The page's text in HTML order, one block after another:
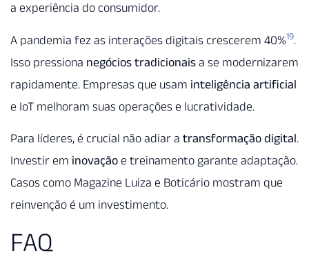
a experiência do consumidor.
A pandemia fez as interações digitais crescerem 40%19.
Isso pressiona negócios tradicionais a se modernizarem
rapidamente. Empresas que usam inteligência artificial
e IoT melhoram suas operações e lucratividade.
Para líderes, é crucial não adiar a transformação digital.
Investir em inovação e treinamento garante adaptação.
Casos como Magazine Luiza e Boticário mostram que
reinvenção é um investimento.
FAQ